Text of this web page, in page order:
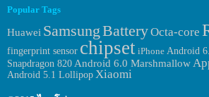
Popular Tags
Huawei SamsungBatteryOcta-core
fingerprint sensor chipset iPhone Android
Snapdragon 820 Android 6.0 Marshmallow
Android 5.1 Lollipop Xiaomi